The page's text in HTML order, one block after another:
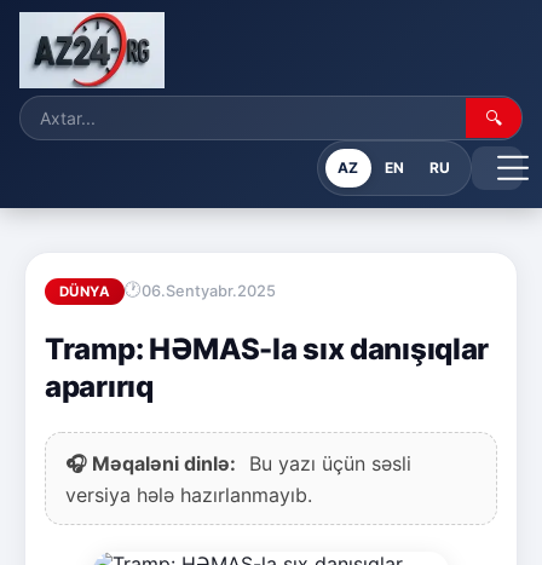
🔍
AZ EN RU
DÜNYA 06.Sentyabr.2025
Tramp: HƏMAS-la sıx danışıqlar
aparırıq
🎧 Məqaləni dinlə:
Bu yazı üçün səsli
versiya hələ hazırlanmayıb.